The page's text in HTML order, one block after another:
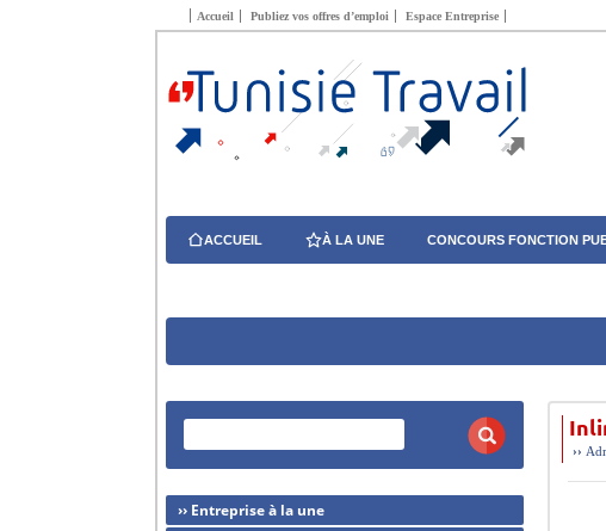
Accueil Publiez vos offres d’emploi Espace Entreprise
ACCUEIL À LA UNE CONCOURS FONCTION
››
›› Entreprise à la une